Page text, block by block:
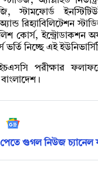
স্টামফোর্ড
রিহ্যাবিলিটেশন
কোর্স, ইন্ট্রোডাকশন
নিচ্ছে এই
পরীক্ষার
গুগল নিউজ